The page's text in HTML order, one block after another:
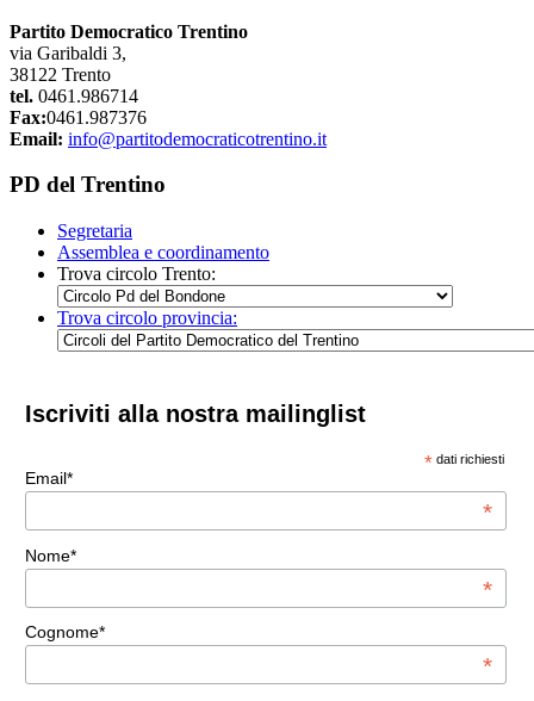
Partito Democratico Trentino
via Garibaldi 3,
38122 Trento
tel. 0461.986714
Fax:0461.987376
Email: info@partitodemocraticotrentino.it
PD del Trentino
Segretaria
Assemblea e coordinamento
Trova circolo Trento:
Trova circolo provincia:
Iscriviti alla nostra mailinglist
* dati richiesti
Email*
*
Nome*
*
Cognome*
*